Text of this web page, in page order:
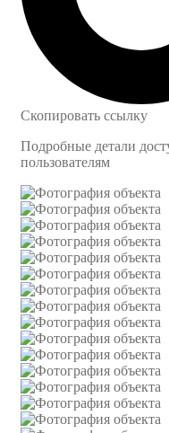
Скопировать ссылку
Подробные детали
пользователям